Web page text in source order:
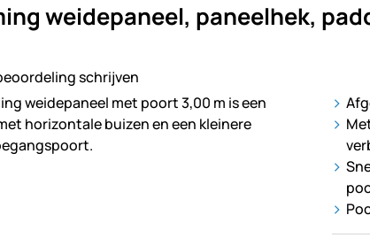
weidepaneel, paneelhek,
schrijven